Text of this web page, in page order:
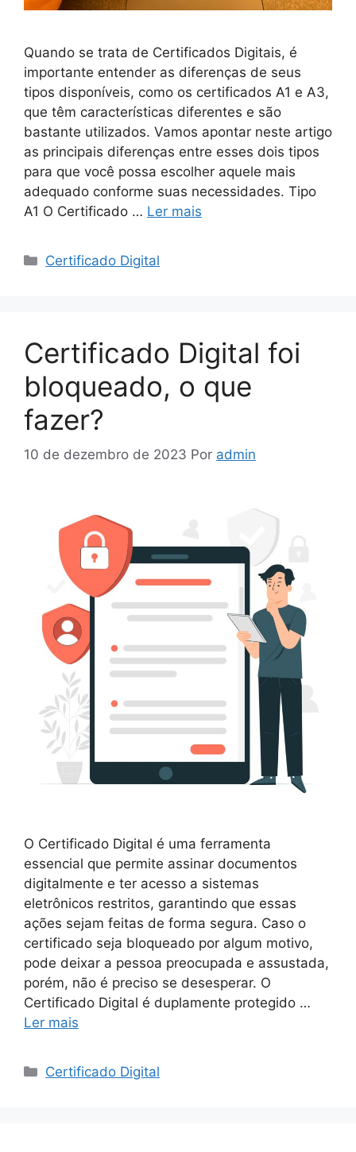
Quando se trata de Certificados Digitais, é
importante entender as diferenças de seus
tipos disponíveis, como os certificados A1 e A3,
que têm características diferentes e são
bastante utilizados. Vamos apontar neste artigo
as principais diferenças entre esses dois tipos
para que você possa escolher aquele mais
adequado conforme suas necessidades. Tipo
A1 O Certificado … Ler mais
Certificado Digital
Certificado Digital foi
bloqueado, o que
fazer?
10 de dezembro de 2023 Por admin
O Certificado Digital é uma ferramenta
essencial que permite assinar documentos
digitalmente e ter acesso a sistemas
eletrônicos restritos, garantindo que essas
ações sejam feitas de forma segura. Caso o
certificado seja bloqueado por algum motivo,
pode deixar a pessoa preocupada e assustada,
porém, não é preciso se desesperar. O
Certificado Digital é duplamente protegido …
Ler mais
Certificado Digital